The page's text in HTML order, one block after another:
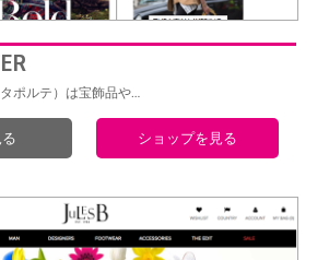
タポルテ）は宝飾品や…
ショップを見る